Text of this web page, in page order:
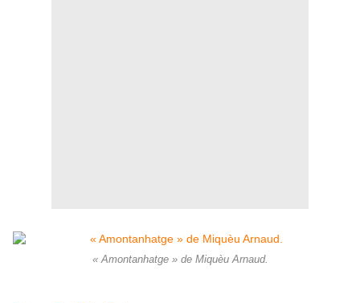
« Amontanhatge » de Miquèu Arnaud.